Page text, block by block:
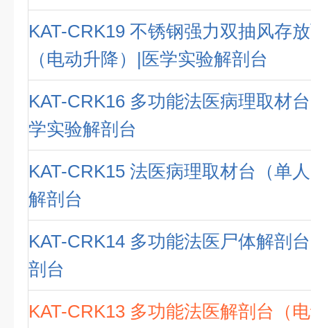
KAT-CRK19 不锈钢强力双抽风存
（电动升降）|医学实验解剖台
KAT-CRK16 多功能法医病理取材
学实验解剖台
KAT-CRK15 法医病理取材台（单
解剖台
KAT-CRK14 多功能法医尸体解剖
剖台
KAT-CRK13 多功能法医解剖台（